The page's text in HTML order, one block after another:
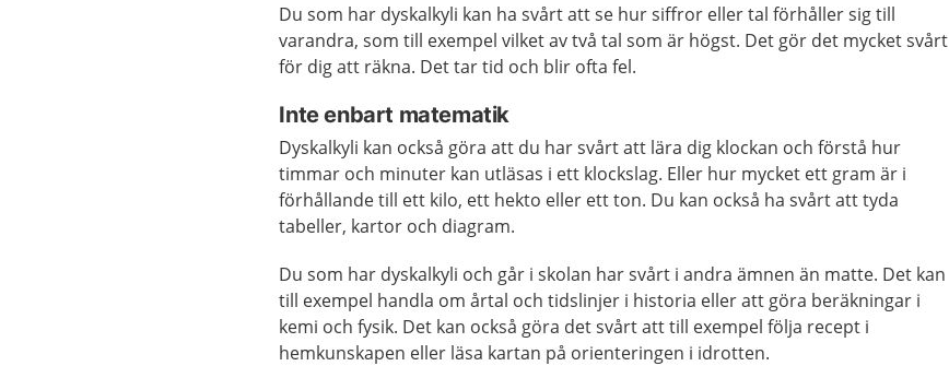
Du som har dyskalkyli kan ha svårt att se hur siffror eller tal förhåller sig till
varandra, som till exempel vilket av två tal som är högst. Det gör det mycket svårt
för dig att räkna. Det tar tid och blir ofta fel.
Inte enbart matematik
Dyskalkyli kan också göra att du har svårt att lära dig klockan och förstå hur
timmar och minuter kan utläsas i ett klockslag. Eller hur mycket ett gram är i
förhållande till ett kilo, ett hekto eller ett ton. Du kan också ha svårt att tyda
tabeller, kartor och diagram.
Du som har dyskalkyli och går i skolan har svårt i andra ämnen än matte. Det kan
till exempel handla om årtal och tidslinjer i historia eller att göra beräkningar i
kemi och fysik. Det kan också göra det svårt att till exempel följa recept i
hemkunskapen eller läsa kartan på orienteringen i idrotten.